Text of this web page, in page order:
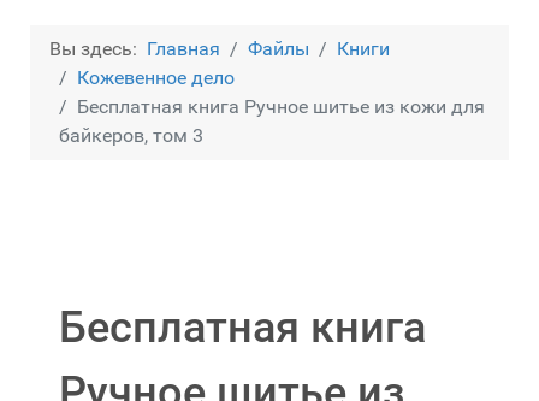
Вы здесь: Главная Файлы
Книги
Кожевенное дело
Бесплатная книга Ручное шитье из кожи для
байкеров, том 3
Бесплатная книга